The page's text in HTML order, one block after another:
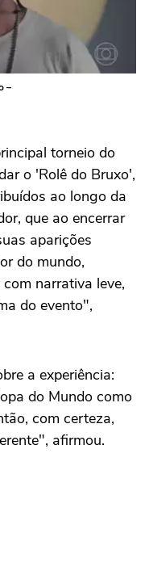
–
torneio do
o 'Rolê do Bruxo',
ao longo da
que ao encerrar
aparições
do mundo,
narrativa leve,
do evento",
a experiência:
do Mundo como
com certeza,
afirmou.